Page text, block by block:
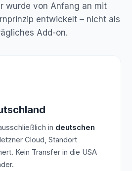
wurde von Anfang an mit
entwickelt – nicht als
Add-on.
in deutschen
Cloud, Standort
Kein Transfer in die USA